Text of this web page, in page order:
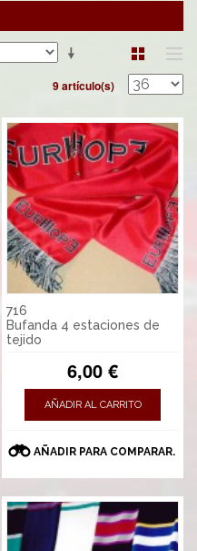
9 artículo(s)
716
Bufanda 4 estaciones de
tejido
6,00 €
AÑADIR AL CARRITO
AÑADIR PARA COMPARAR.